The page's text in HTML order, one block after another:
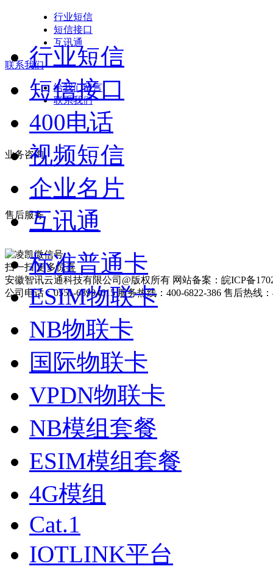
行业短信
短信接口
互讯通
联系我们
给我们留言
联系我们
业务咨询
售后服务
扫一扫 更多惊喜
安徽智讯云通科技有限公司@版权所有 网站备案：皖ICP备
公司电话：0551-68994615 服务热线：400-6822-386 售后热线：
行业短信
短信接口
400电话
视频短信
企业名片
互讯通
标准普通卡
ESIM物联卡
NB物联卡
国际物联卡
VPDN物联卡
NB模组套餐
ESIM模组套餐
4G模组
Cat.1
IOTLINK平台